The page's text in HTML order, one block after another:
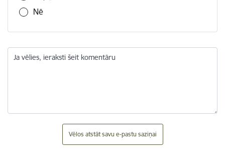
Nē
Ja vēlies, ieraksti šeit komentāru
Vēlos atstāt savu e-pastu saziņai